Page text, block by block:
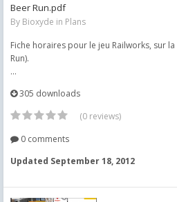
Beer Run.pdf
By Bioxyde in Plans
Fiche horaires pour le jeu Railworks, sur
Run).
...
305 downloads
(0 reviews)
0 comments
Updated September 18, 2012